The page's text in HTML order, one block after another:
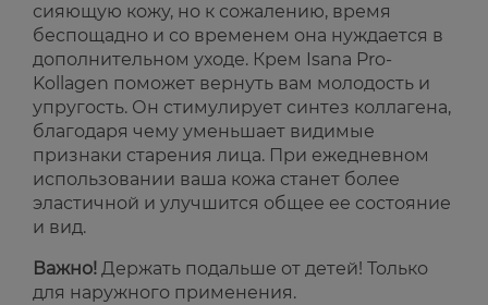
сияющую кожу, но к сожалению, время
беспощадно и со временем она нуждается в
дополнительном уходе. Крем Isana Pro-
Kollagen поможет вернуть вам молодость и
упругость. Он стимулирует синтез коллагена,
благодаря чему уменьшает видимые
признаки старения лица. При ежедневном
использовании ваша кожа станет более
эластичной и улучшится общее ее состояние
и вид.
Важно! Держать подальше от детей! Только
для наружного применения.